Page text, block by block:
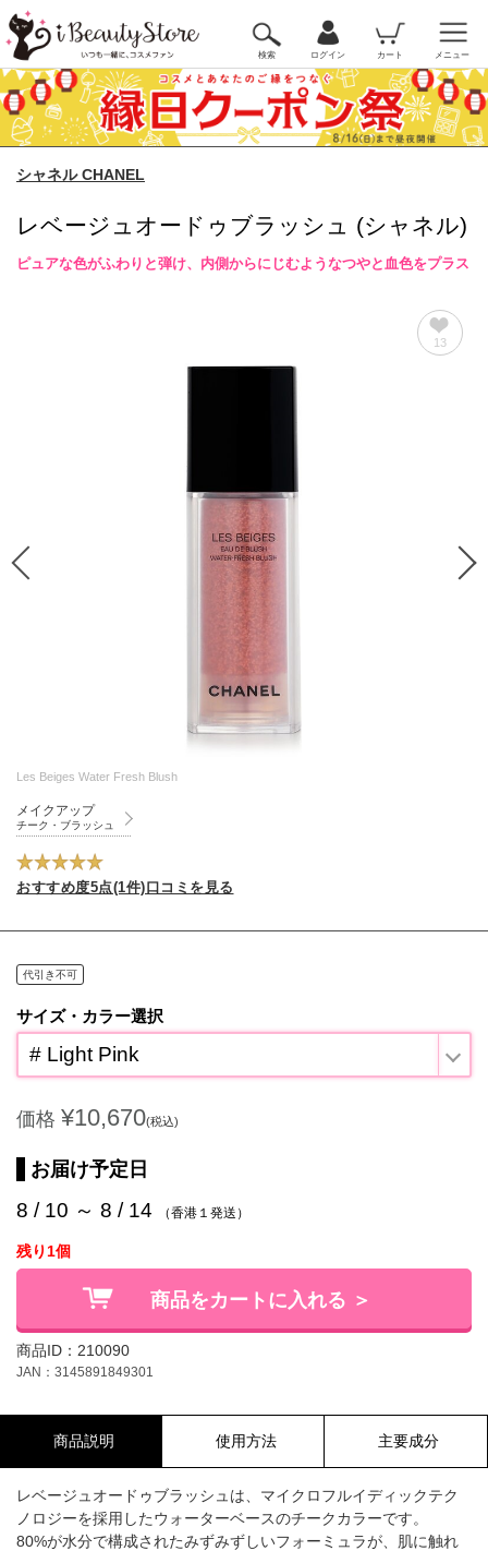
検索 ログイン カート メニュー
シャネル CHANEL
レベージュオードゥブラッシュ (シャネル)
ピュアな色がふわりと弾け、内側からにじむようなつやと血色をプラス
13
Les Beiges Water Fresh Blush
メイクアップ
チーク・ブラッシュ
おすすめ度5点(1件)口コミを見る
代引き不可
サイズ・カラー選択
# Light Pink
価格 ¥10,670(税込)
お届け予定日
8 / 10 ～ 8 / 14 （香港１発送）
残り1個
商品をカートに入れる ＞
商品ID：210090
JAN：3145891849301
商品説明 使用方法 主要成分
レベージュオードゥブラッシュは、マイクロフルイディックテク
ノロジーを採用したウォーターベースのチークカラーです。
80%が水分で構成されたみずみずしいフォーミュラが、肌に触れ